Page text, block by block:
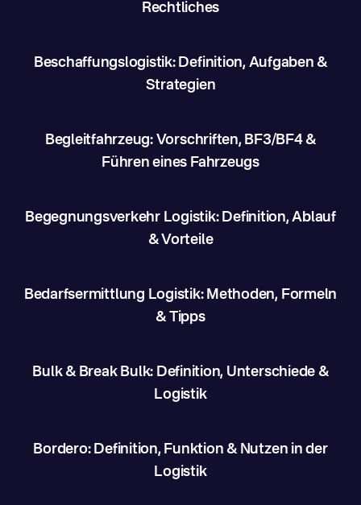
Rechtliches
Beschaffungslogistik: Definition, Aufgaben &
Strategien
Begleitfahrzeug: Vorschriften, BF3/BF4 &
Führen eines Fahrzeugs
Begegnungsverkehr Logistik: Definition, Ablauf
& Vorteile
Bedarfsermittlung Logistik: Methoden, Formeln
& Tipps
Bulk & Break Bulk: Definition, Unterschiede &
Logistik
Bordero: Definition, Funktion & Nutzen in der
Logistik